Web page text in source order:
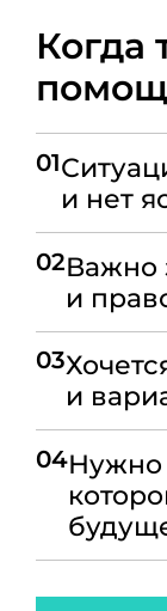
Когда
01
и нет
02Важно
и
03
и
04Нужно